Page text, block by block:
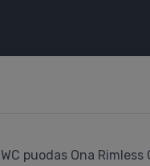
WC puodas Ona